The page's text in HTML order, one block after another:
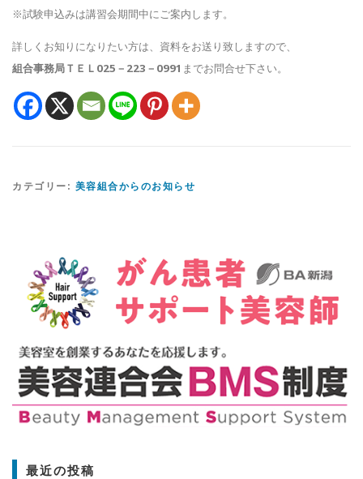
※試験申込みは講習会期間中にご案内します。
詳しくお知りになりたい方は、資料をお送り致しますので、
組合事務局ＴＥＬ025－223－0991 までお問合せ下さい。
カテゴリー: 美容組合からのお知らせ
最近の投稿